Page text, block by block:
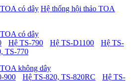
có dây Hệ thống hội thảo TOA
có dây
Hệ TS-790 Hệ TS-D1100
Hệ TS-
TS-770
không dây
900
Hệ TS-820, TS-820RC
Hệ TS-